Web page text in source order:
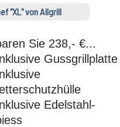
"XL" von Allgrill
Sie 238,- €...
Gussgrillplatte
Edelstahl-